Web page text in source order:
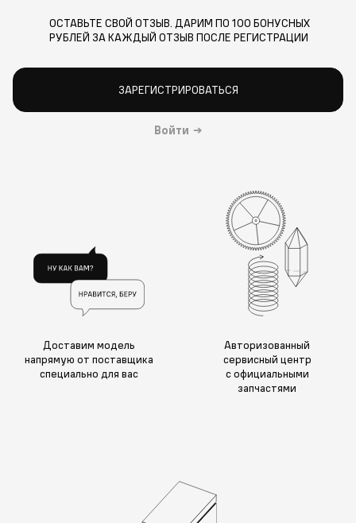
ОСТАВЬТЕ СВОЙ ОТЗЫВ. ДАРИМ ПО 100 БОНУСНЫХ
РУБЛЕЙ ЗА КАЖДЫЙ ОТЗЫВ ПОСЛЕ РЕГИСТРАЦИИ
ЗАРЕГИСТРИРОВАТЬСЯ
Войти →
Доставим модель
напрямую от поставщика
специально для вас
Авторизованный
сервисный центр
с официальными
запчастями